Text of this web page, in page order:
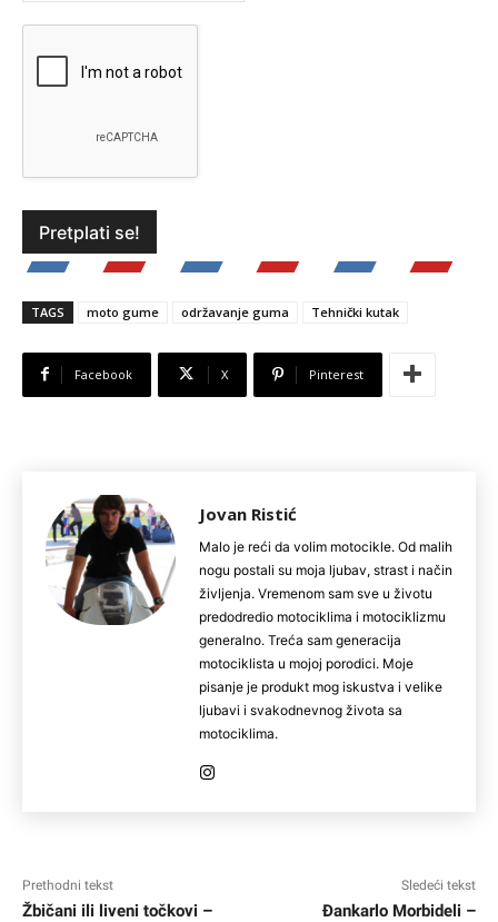
TAGS moto gume održavanje guma Tehnički kutak
Facebook X Pinterest
Jovan Ristić
Malo je reći da volim motocikle. Od malih
nogu postali su moja ljubav, strast i način
življenja. Vremenom sam sve u životu
predodredio motociklima i motociklizmu
generalno. Treća sam generacija
motociklista u mojoj porodici. Moje
pisanje je produkt mog iskustva i velike
ljubavi i svakodnevnog života sa
motociklima.
Prethodni tekst
Žbičani ili liveni točkovi –
Sledeći tekst
Đankarlo Morbideli –